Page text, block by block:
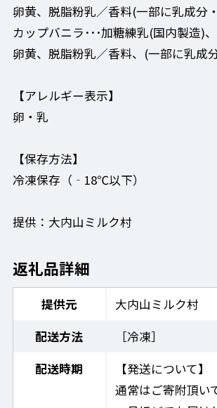
卵黄、脱脂粉乳／香料(一部に乳成分
カップバニラ･･･加糖練乳(国内製造)
卵黄、脱脂粉乳／香料、(一部に乳成
【アレルギー表示】
卵・乳
【保存方法】
冷凍保存（‐18℃以下）
提供：大内山ミルク村
返礼品詳細
提供元
大内山ミルク村
配送方法
［冷凍］
配送時期
【発送について】
通常はご寄附頂い